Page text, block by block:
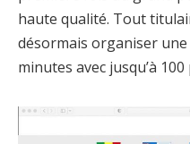
haute qualité. Tout
désormais organiser
minutes avec jusqu’à